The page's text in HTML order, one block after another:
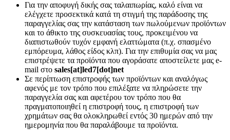
Για την αποφυγή δικής σας ταλαιπωρίας, καλό είναι να
ελέγχετε προσεκτικά κατά τη στιγμή της παράδοσης της
παραγγελίας σας την κατάσταση των πωλούμενων προϊόντων
και το άθικτο της συσκευασίας τους, προκειμένου να
διαπιστωθούν τυχόν εμφανή ελαττώματα (π.χ. σπασμένο
εμπόρευμα, λάθος είδος κλπ). Για την επιθυμία σας να μας
επιστρέψετε τα προϊόντα που αγοράσατε αποστείλετε μας e-
mail στο sales[at]led7[dot]net
Σε περίπτωση επιστροφής των προϊόντων και αναλόγως
αφενός με τον τρόπο που επιλέξατε να πληρώσετε την
παραγγελία σας και αφετέρου τον τρόπο που θα
πραγματοποιηθεί η επιστροφή τους, η επιστροφή των
χρημάτων σας θα ολοκληρωθεί εντός 30 ημερών από την
ημερομηνία που θα παραλάβουμε τα προϊόντα.